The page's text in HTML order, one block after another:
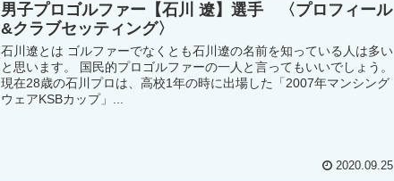
男子プロゴルファー【石川 遼】選手 〈プロフィール
&クラブセッティング〉
石川遼とは ゴルファーでなくとも石川遼の名前を知っている人は多い
と思います。 国民的プロゴルファーの一人と言ってもいいでしょう。
現在28歳の石川プロは、高校1年の時に出場した「2007年マンシング
ウェアKSBカップ」...
2020.09.25